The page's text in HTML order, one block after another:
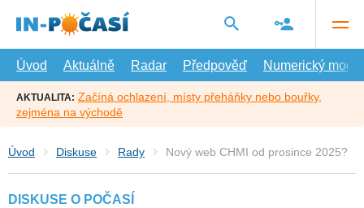
hlavní
Úvod
Aktuálně Radar Předpověď Numerický model
AKTUALITA: Začíná ochlazení, místy přeháňky nebo bouřky,
zejména na východě
Úvod Diskuse Rady Nový web CHMI od prosince 2025?
DISKUSE O POČASÍ